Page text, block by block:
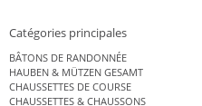
Catégories principales
BÂTONS DE RANDONNÉE
HAUBEN & MÜTZEN GESAMT
CHAUSSETTES DE COURSE
CHAUSSETTES & CHAUSSONS